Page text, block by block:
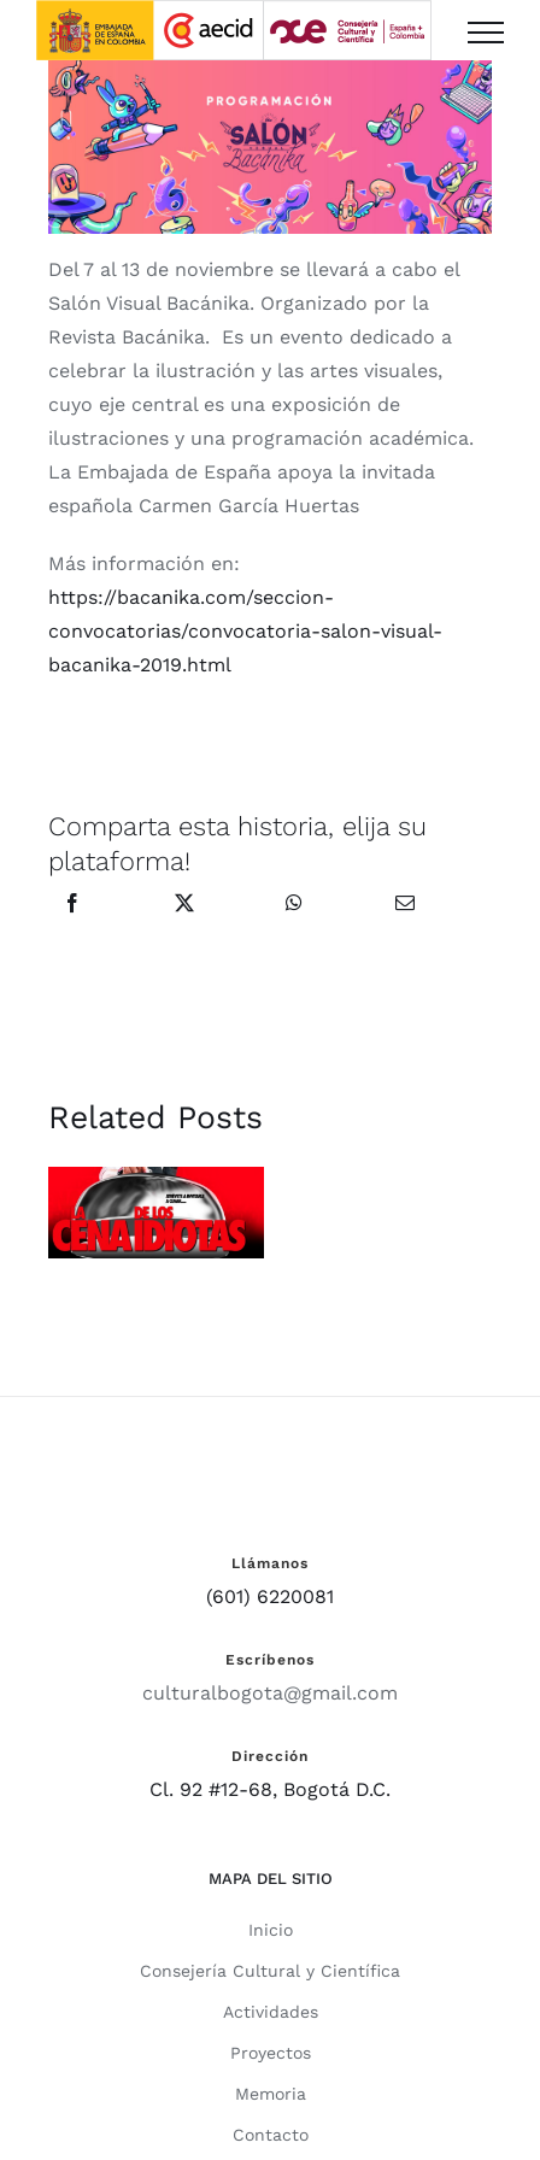
Saltar
contenido
Del 7 al 13 de noviembre se llevará a cabo el
Salón Visual Bacánika. Organizado por la
Revista Bacánika. Es un evento dedicado a
celebrar la ilustración y las artes visuales,
cuyo eje central es una exposición de
ilustraciones y una programación académica.
La Embajada de España apoya la invitada
española Carmen García Huertas
Más información en:
https://bacanika.com/seccion-
convocatorias/convocatoria-salon-visual-
bacanika-2019.html
Comparta esta historia, elija su
plataforma!
Related Posts
Obra de
Teatro “La
cena de los
Llámanos
(601) 6220081
Escríbenos
culturalbogota@gmail.com
Dirección
Cl. 92 #12-68, Bogotá D.C.
MAPA DEL SITIO
Inicio
Consejería Cultural y Científica
Actividades
Proyectos
Memoria
Contacto